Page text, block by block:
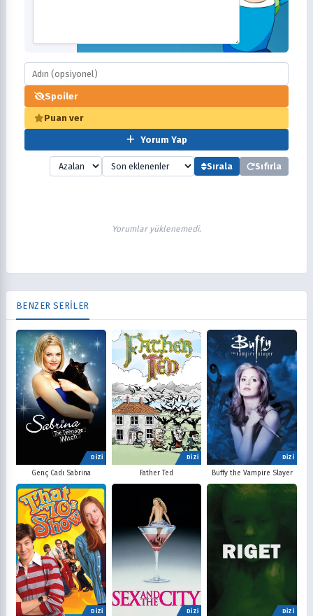
Spoiler
Puan ver
Yorum Yap
Sırala Sıfırla
Yorumlar yüklenemedi.
BENZER SERİLER
DİZİ
Genç Cadı Sabrina
DİZİ
Father Ted
DİZİ
Buffy the Vampire Slayer
DİZİ DİZİ DİZİ